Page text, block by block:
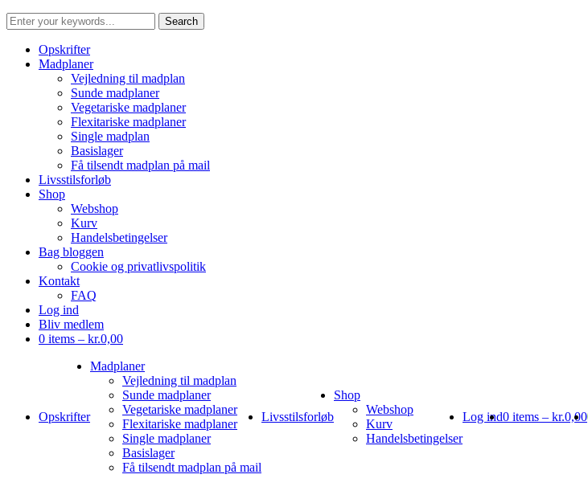
Opskrifter
Madplaner
Vejledning til madplan
Sunde madplaner
Vegetariske madplaner
Flexitariske madplaner
Single madplan
Basislager
Få tilsendt madplan på mail
Livsstilsforløb
Shop
Webshop
Kurv
Handelsbetingelser
Bag bloggen
Cookie og privatlivspolitik
Kontakt
FAQ
Log ind
Bliv medlem
0 items – kr.0,00
Opskrifter
Madplaner
Vejledning til madplan
Sunde madplaner
Vegetariske madplaner
Flexitariske madplaner
Single madplaner
Basislager
Få tilsendt madplan på mail
Livsstilsforløb
Shop
Webshop
Kurv
Handelsbetingelser
Log ind0 items – kr.0,00